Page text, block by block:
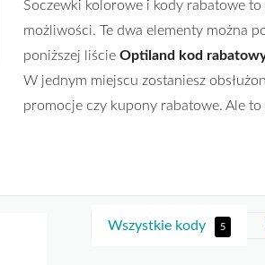
Soczewki kolorowe i kody rabatowe
możliwości. Te dwa elementy można
poniższej liście Optiland kod
W jednym miejscu zostaniesz
promocje czy kupony rabatowe. Ale to
Wszystkie kody 5